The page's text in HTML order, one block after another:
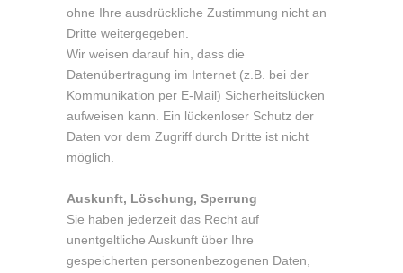
ohne Ihre ausdrückliche Zustimmung nicht an
Dritte weitergegeben.
Wir weisen darauf hin, dass die
Datenübertragung im Internet (z.B. bei der
Kommunikation per E-Mail) Sicherheitslücken
aufweisen kann. Ein lückenloser Schutz der
Daten vor dem Zugriff durch Dritte ist nicht
möglich.
Auskunft, Löschung, Sperrung
Sie haben jederzeit das Recht auf
unentgeltliche Auskunft über Ihre
gespeicherten personenbezogenen Daten,